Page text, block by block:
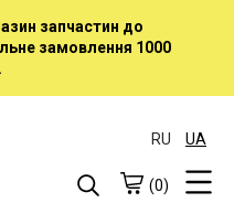
запчастин до
замовлення 1000
RU UA
(0)